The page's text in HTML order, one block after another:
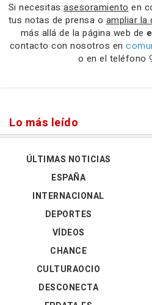
Si necesitas asesoramiento en
tus notas de prensa o ampliar la
más allá de la página web de
contacto con nosotros en
o en el teléfono
Lo más leído
ÚLTIMAS NOTICIAS
ESPAÑA
INTERNACIONAL
DEPORTES
VÍDEOS
CHANCE
CULTURAOCIO
DESCONECTA